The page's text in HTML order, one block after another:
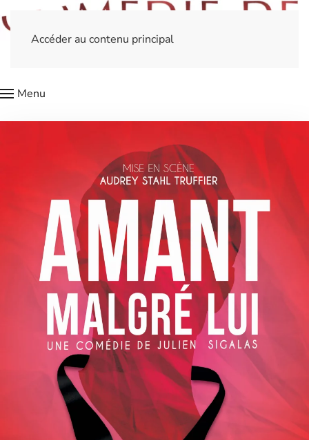
Accéder au contenu principal
Menu